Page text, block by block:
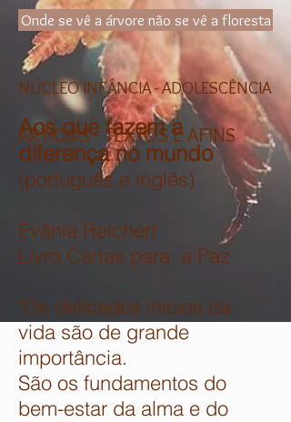
Onde se vê a árvore não se vê a floresta
NÚCLEO INFÂNCIA - ADOLESCÊNCIA
ARTIGOS - TEXTOS E AFINS
Aos que fazem a
diferença no mundo
(português e inglês)
Evânia Reichert
Livro Cartas para a Paz
"Os delicados inícios da
vida são de grande
importância.
São os fundamentos do
bem-estar da alma e do